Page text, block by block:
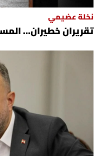
نخلة عضيمي
تقريران خطيران…